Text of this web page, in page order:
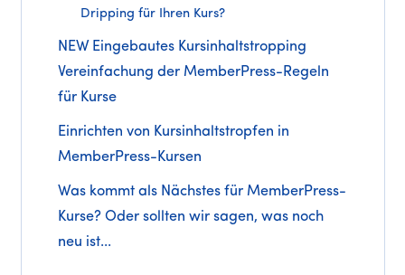
Dripping für Ihren Kurs?
NEW Eingebautes Kursinhaltstropping
Vereinfachung der MemberPress-Regeln
für Kurse
Einrichten von Kursinhaltstropfen in
MemberPress-Kursen
Was kommt als Nächstes für MemberPress-
Kurse? Oder sollten wir sagen, was noch
neu ist...